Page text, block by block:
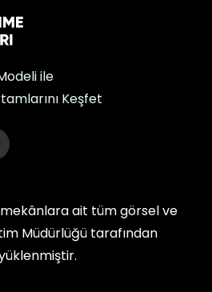
ile
Keşfet
ait tüm görsel ve
Müdürlüğü tarafından